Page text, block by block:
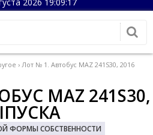
2026 19:09:18
› Лот № 1. Автобус MAZ 241S30, 2016
MAZ 241S30,
ФОРМЫ СОБСТВЕННОСТИ